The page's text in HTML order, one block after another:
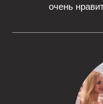
очень